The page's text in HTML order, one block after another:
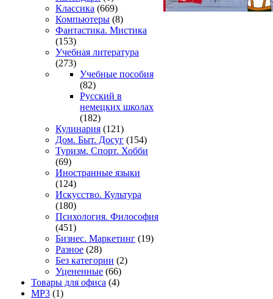
Классика (669)
Компьютеры (8)
Фантастика. Мистика
(153)
Учебная литература
(273)
Учебные пособия
(82)
Русский в
немецких школах
(182)
Кулинария (121)
Дом. Быт. Досуг (154)
Туризм. Спорт. Хобби
(69)
Иностранные языки
(124)
Искусство. Культура
(180)
Психология. Философия
(451)
Бизнес. Маркетинг (19)
Разное (28)
Без категории (2)
Уцененные (66)
Товары для офиса (4)
MP3 (1)